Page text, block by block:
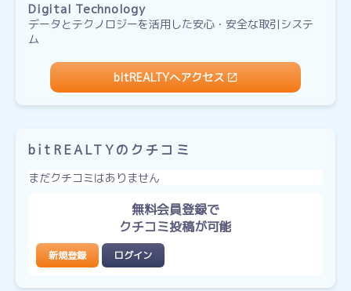
Digital Technology
データとテクノロジーを活用した安心・安全な取引システ
ム
bitREALTYへアクセス
bitREALTYのクチコミ
まだクチコミはありません
無料会員登録で
クチコミ投稿が可能
新規登録 ログイン